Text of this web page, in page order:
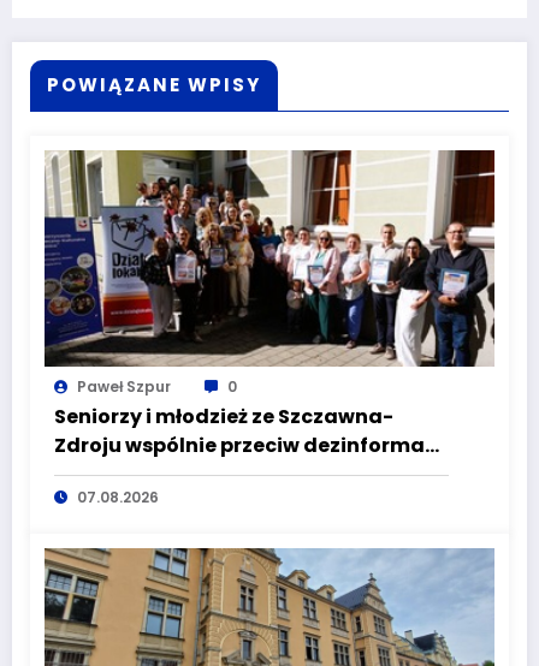
POWIĄZANE WPISY
Paweł Szpur 0
Seniorzy i młodzież ze Szczawna-
Zdroju wspólnie przeciw dezinformacji
i manipulacji
07.08.2026